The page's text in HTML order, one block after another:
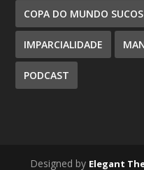
COPA DO MUNDO
IMPARCIALIDADE
PODCAST
Designed by Elegant